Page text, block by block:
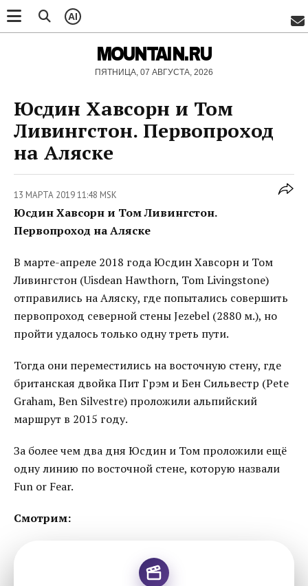
AI
MOUNTAIN.RU
ПЯТНИЦА, 07 АВГУСТА, 2026
Юсдин Хавсорн и Том
Ливингстон. Первопроход
на Аляске
13 МАРТА 2019 11:48 MSK
Юсдин Хавсорн и Том Ливингстон.
Первопроход на Аляске
В марте-апреле 2018 года Юсдин Хавсорн и Том
Ливингстон (Uisdean Hawthorn, Tom Livingstone)
отправились на Аляску, где попытались совершить
первопроход северной стены Jezebel (2880 м.), но
пройти удалось только одну треть пути.
Тогда они переместились на восточную стену, где
британская двойка Пит Грэм и Бен Сильвестр (Pete
Graham, Ben Silvestre) проложили альпийский
маршрут в 2015 году.
За более чем два дня Юсдин и Том проложили ещё
одну линию по восточной стене, которую назвали
Fun or Fear.
Смотрим: